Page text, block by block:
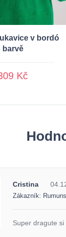
v bordó
barvě
Kč
Cristina
Zákazník:
Super dragute si